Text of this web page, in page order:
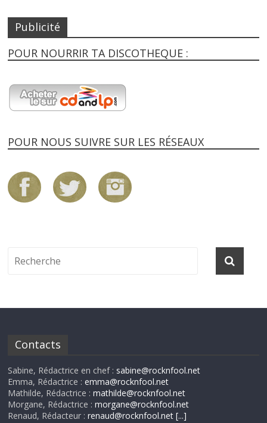
Publicité
POUR NOURRIR TA DISCOTHEQUE :
POUR NOUS SUIVRE SUR LES RÉSEAUX
Contacts
Sabine, Rédactrice en chef : sabine@rocknfool.net
Emma, Rédactrice :emma@rocknfool.net
Mathilde, Rédactrice :mathilde@rocknfool.net
Morgane, Rédactrice :morgane@rocknfool.net
Renaud, Rédacteur :renaud@rocknfool.net [...]